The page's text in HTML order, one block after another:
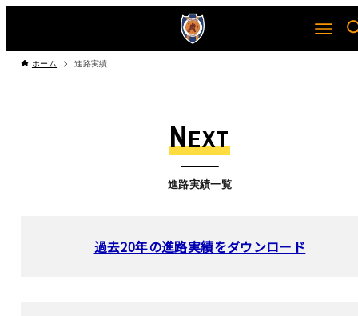
ホーム 進路実績
NEXT
進路実績一覧
過去20年の進路実績をダウンロード